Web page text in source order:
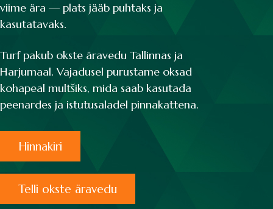
viime ära — plats jääb puhtaks ja
kasutatavaks.
Turf pakub okste äravedu Tallinnas ja
Harjumaal. Vajadusel purustame oksad
kohapeal multšiks, mida saab kasutada
peenardes ja istutusaladel pinnakattena.
Hinnakiri
Telli okste äravedu